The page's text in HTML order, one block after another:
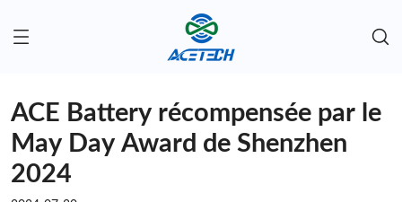
ACE Battery récompensée par le
May Day Award de Shenzhen
2024